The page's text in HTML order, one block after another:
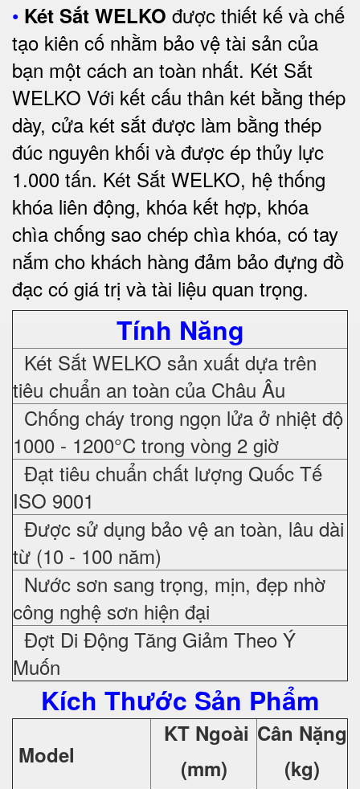
• Két Sắt WELKO được thiết kế và chế
tạo kiên cố nhằm bảo vệ tài sản của
bạn một cách an toàn nhất. Két Sắt
WELKO Với kết cấu thân két bằng thép
dày, cửa két sắt được làm bằng thép
đúc nguyên khối và được ép thủy lực
1.000 tấn. Két Sắt WELKO, hệ thống
khóa liên động, khóa kết hợp, khóa
chìa chống sao chép chìa khóa, có tay
nắm cho khách hàng đảm bảo đựng đồ
đạc có giá trị và tài liệu quan trọng.
Tính Năng
Két Sắt WELKO sản xuất dựa trên
tiêu chuẩn an toàn của Châu Âu
Chống cháy trong ngọn lửa ở nhiệt độ
1000 - 1200°C trong vòng 2 giờ
Đạt tiêu chuẩn chất lượng Quốc Tế
ISO 9001
Được sử dụng bảo vệ an toàn, lâu dài
từ (10 - 100 năm)
Nước sơn sang trọng, mịn, đẹp nhờ
công nghệ sơn hiện đại
Đợt Di Động Tăng Giảm Theo Ý
Muốn
Kích Thước Sản Phẩm
Model
KT Ngoài
(mm)
Cân Nặng
(kg)